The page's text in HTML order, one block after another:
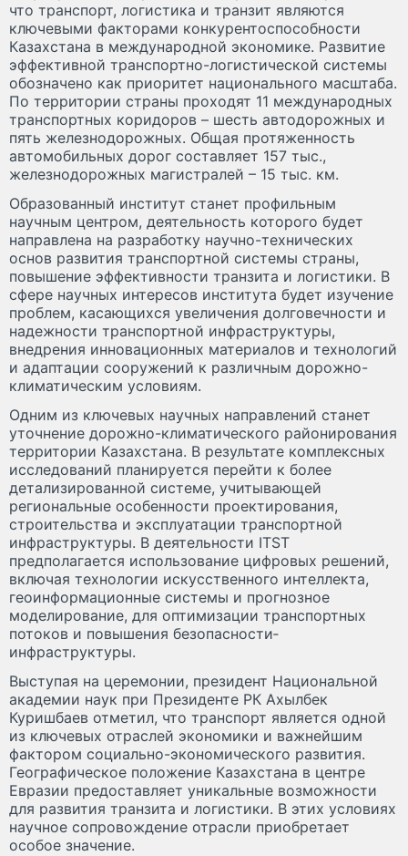
что транспорт, логистика и транзит являются
ключевыми факторами конкурентоспособности
Казахстана в международной экономике. Развитие
эффективной транспортно-логистической системы
обозначено как приоритет национального масштаба.
По территории страны проходят 11 международных
транспортных коридоров – шесть автодорожных и
пять железнодорожных. Общая протяженность
автомобильных дорог составляет 157 тыс.,
железнодорожных магист­ралей – 15 тыс. км.
Образованный институт станет профильным
научным цент­ром, деятельность которого будет
направлена на разработку научно-­технических
основ развития транспортной системы страны,
повышение эффективности транзита и логистики. В
сфере научных интересов института будет изучение
проблем, касающихся увеличения долговечности и
надежности транспортной инфраструктуры,
внедрения инновационных материалов и технологий
и адаптации сооружений к различным дорожно-
климатическим условиям.
Одним из ключевых научных направлений станет
уточнение дорожно-климатического районирования
территории Казахстана. В результате комплексных
исследований планируется перейти к более
детализированной системе, учитывающей
региональные особенности проектирования,
строительства и эксплуатации транспортной
инфраструктуры. В деятельности ITST
предполагается использование цифровых решений,
включая технологии искусственного интеллекта,
геоинформационные системы и прогноз­ное
моделирование, для оптимизации транс­портных
потоков и повышения безопасности­
инфраструктуры.
Выступая на церемонии, президент Национальной
академии наук при Президенте РК Ахыл­бек
Куришбаев отметил, что транс­порт является одной
из ключевых отраслей экономики и важнейшим
фактором социально-экономического развития.
Географическое положение Казахстана в центре
Евразии предоставляет уникальные возможности
для развития транзита и логистики. В этих условиях
научное сопровождение отрасли приобретает
особое значение.